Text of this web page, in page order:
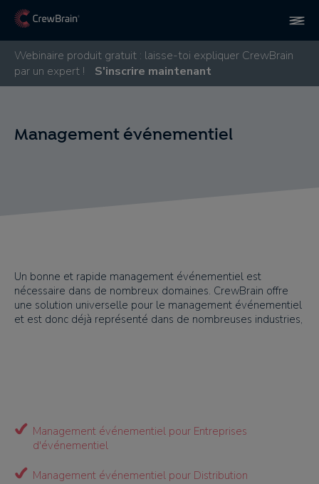
Webinaire produit gratuit : laisse-toi expliquer CrewBrain
par un expert !
S'inscrire maintenant
Management événementiel
Un bonne et rapide management événementiel est
nécessaire dans de nombreux domaines. CrewBrain offre
une solution universelle pour le management événementiel
et est donc déjà représenté dans de nombreuses industries,
Management événementiel pour Entreprises
d'événementiel
Management événementiel pour Distribution